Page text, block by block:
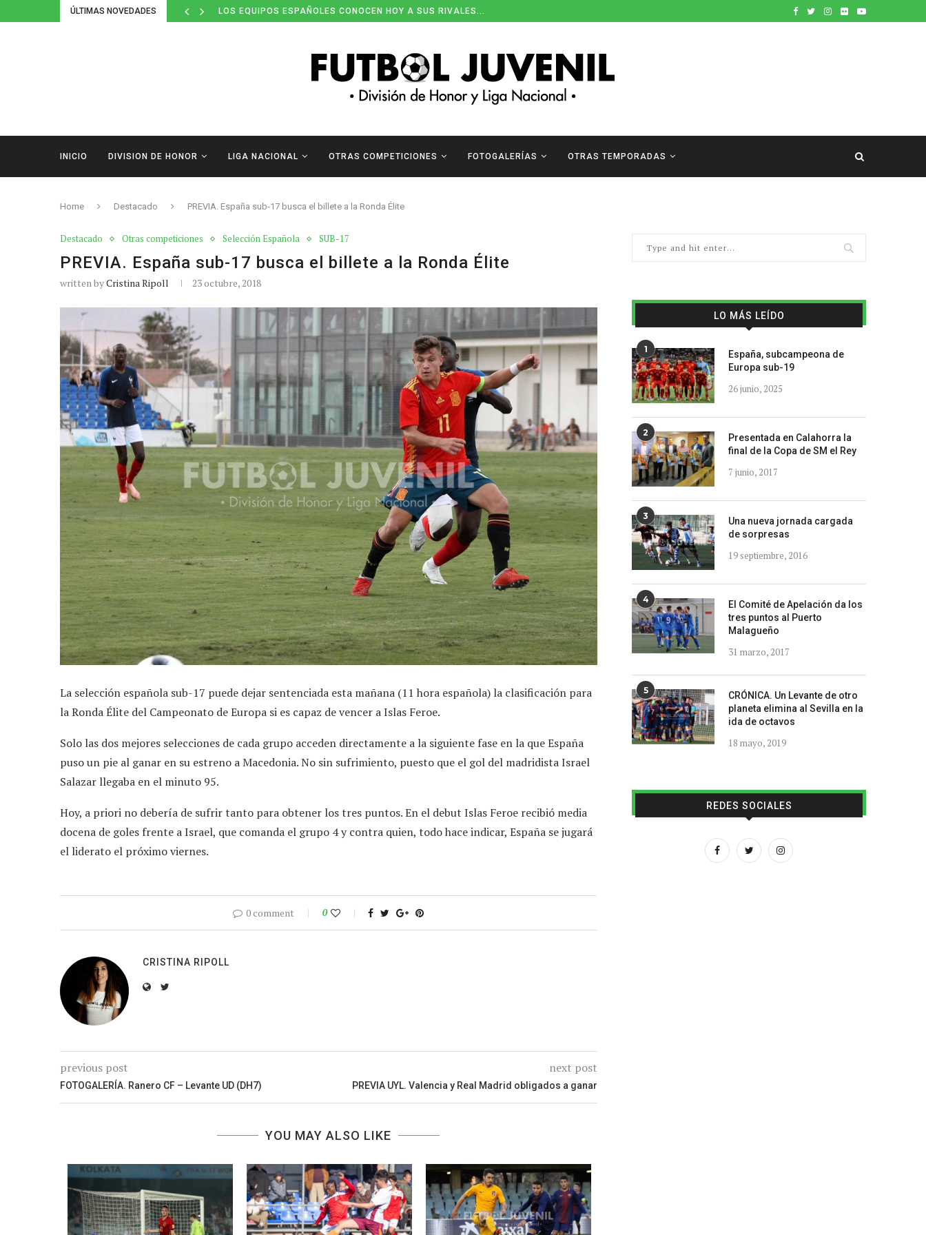
ÚLTIMAS NOVEDADES LOS EQUIPOS ESPAÑOLES CONOCEN HOY A SUS RIVALES...
INICIO DIVISION DE HONOR LIGA NACIONAL OTRAS COMPETICIONES FOTOGALERÍAS OTRAS TEMPORADAS
Home Destacado PREVIA. España sub-17 busca el billete a la Ronda Élite
Destacado Otras competiciones Selección Española SUB-17
PREVIA. España sub-17 busca el billete a la Ronda Élite
written byCristina Ripoll 23 octubre, 2018
La selección española sub-17 puede dejar sentenciada esta mañana (11 hora española) la clasificación para
la Ronda Élite del Campeonato de Europa si es capaz de vencer a Islas Feroe.
Solo las dos mejores selecciones de cada grupo acceden directamente a la siguiente fase en la que España
puso un pie al ganar en su estreno a Macedonia. No sin sufrimiento, puesto que el gol del madridista Israel
Salazar llegaba en el minuto 95.
Hoy, a priori no debería de sufrir tanto para obtener los tres puntos. En el debut Islas Feroe recibió media
docena de goles frente a Israel, que comanda el grupo 4 y contra quien, todo hace indicar, España se jugará
el liderato el próximo viernes.
0 comment 0
CRISTINA RIPOLL
previous post
FOTOGALERÍA. Ranero CF – Levante UD (DH7)
next post
PREVIA UYL. Valencia y Real Madrid obligados a ganar
YOU MAY ALSO LIKE
LO MÁS LEÍDO
1
España, subcampeona de
Europa sub-19
26 junio, 2025
2
Presentada en Calahorra la
final de la Copa de SM el Rey
7 junio, 2017
3
Una nueva jornada cargada
de sorpresas
19 septiembre, 2016
4
El Comité de Apelación da los
tres puntos al Puerto
Malagueño
31 marzo, 2017
5
CRÓNICA. Un Levante de otro
planeta elimina al Sevilla en la
ida de octavos
18 mayo, 2019
REDES SOCIALES